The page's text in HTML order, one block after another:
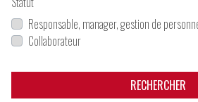
Responsable, manager, gestion de
Collaborateur
RECHERCHER